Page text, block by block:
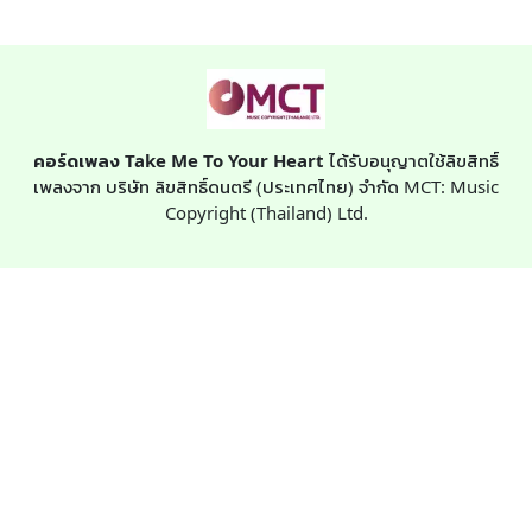
คอร์ดเพลง Take Me To Your Heart ได้รับอนุญาตใช้ลิขสิทธิ์
เพลงจาก บริษัท ลิขสิทธิ์ดนตรี (ประเทศไทย) จำกัด MCT: Music
Copyright (Thailand) Ltd.